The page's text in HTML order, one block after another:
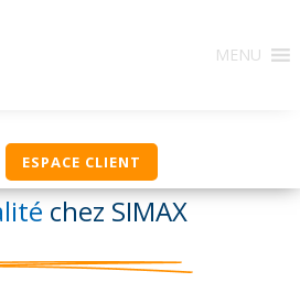
MENU
ESPACE CLIENT
chez SIMAX